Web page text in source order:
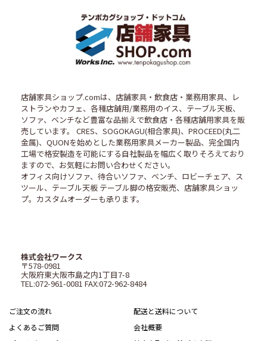
店舗家具ショップ.comは、店舗家具・飲食店・業務用家具、レ
ストランやカフェ、各種店舗用/業務用のイス、テーブル天板、
ソファ、ベンチなど豊富な品揃えで飲食店・各種店舗用家具を販
売しています。 CRES、SOGOKAGU(相合家具)、PROCEED(丸二
金属)、QUONを始めとした業務用家具メーカー製品、完全国内
工場で格安製造を可能にする自社製品を幅広く取りそろえており
ますので、お気軽にお問い合わせください。
オフィス向けソファ、待合いソファ、ベンチ、ロビーチェア、ス
ツール、テーブル天板 テーブル脚の格安販売、店舗家具ショッ
プ。カスタムオーダーも承ります。
株式会社ワークス
〒578-0981
大阪府東大阪市島之内1丁目7-8
TEL:072-961-0081 FAX:072-962-8484
ご注文の流れ
配送と送料について
よくあるご質問
会社概要